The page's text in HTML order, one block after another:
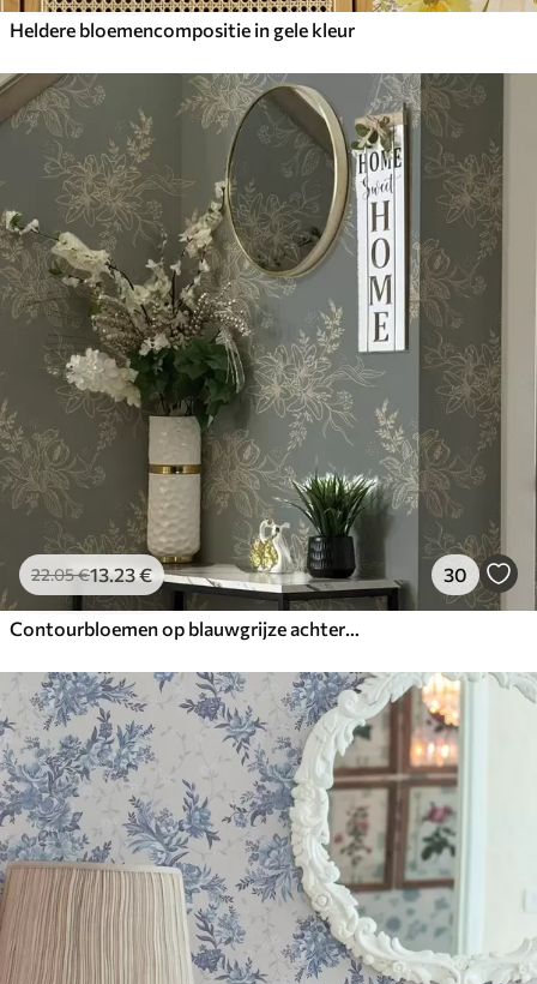
Heldere bloemencompositie in gele kleur
22.05€13.23€ 30
Contourbloemen op blauwgrijze achtergrond, elegant botanisch patroon